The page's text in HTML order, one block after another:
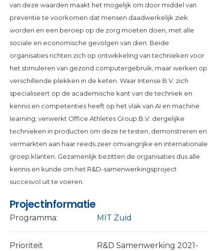
van deze waarden maakt het mogelijk om door middel van
preventie te voorkomen dat mensen daadwerkelijk ziek
worden en een beroep op de zorg moeten doen, met alle
sociale en economische gevolgen van dien. Beide
organisaties richten zich op ontwikkeling van technieken voor
het stimuleren van gezond computergebruik, maar werken op
verschillende plekken in de keten. Waar Intense B.V. zich
specialiseert op de academische kant van de techniek en
kennis en competenties heeft op het vlak van AI en machine
learning, verwerkt Office Athletes Group B.V. dergelijke
technieken in producten om deze te testen, demonstreren en
vermarkten aan haar reeds zeer omvangrijke en internationale
groep klanten. Gezamenlijk bezitten de organisaties dus alle
kennis en kunde om het R&D-samenwerkingsproject
succesvol uit te voeren.
Projectinformatie
Programma: MIT Zuid
Prioriteit
R&D Samenwerking 2021-